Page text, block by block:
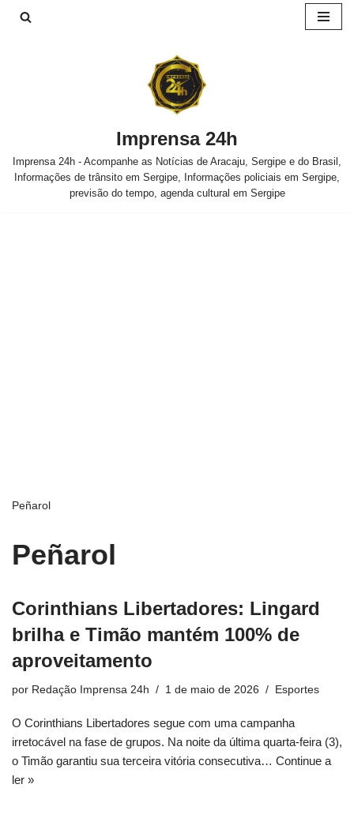
Imprensa 24h
Imprensa 24h - Acompanhe as Notícias de Aracaju, Sergipe e do Brasil,
Informações de trânsito em Sergipe, Informações policiais em Sergipe,
previsão do tempo, agenda cultural em Sergipe
Peñarol
Peñarol
Corinthians Libertadores: Lingard
brilha e Timão mantém 100% de
aproveitamento
por Redação Imprensa 24h 1 de maio de 2026 Esportes
O Corinthians Libertadores segue com uma campanha
irretocável na fase de grupos. Na noite da última quarta-feira (3),
o Timão garantiu sua terceira vitória consecutiva… Continue a
ler »